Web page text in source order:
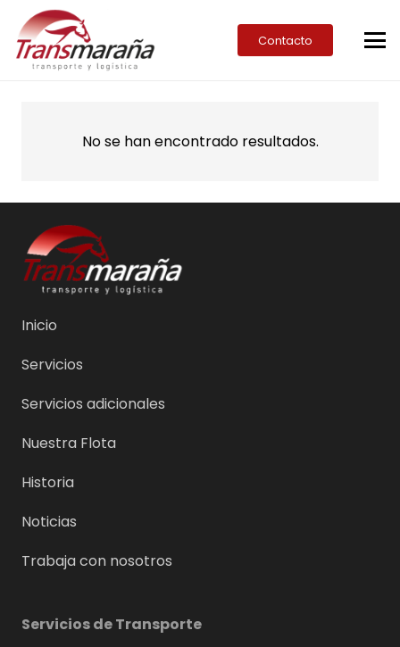
Contacto
No se han encontrado resultados.
Inicio
Servicios
Servicios adicionales
Nuestra Flota
Historia
Noticias
Trabaja con nosotros
Servicios de Transporte